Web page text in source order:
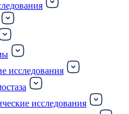
исследования
исследования